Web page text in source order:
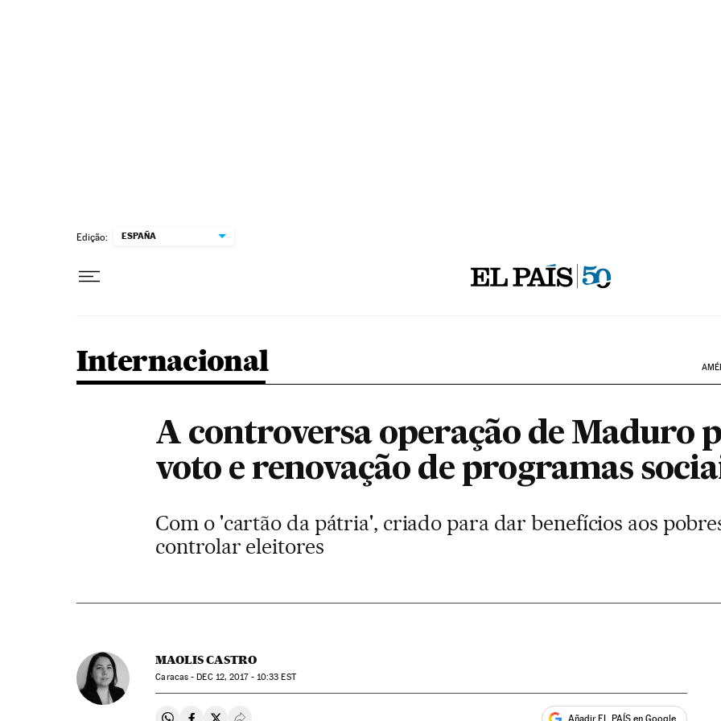
Edição: ESPAÑA
Internacional
A controversa operação de Maduro
voto e renovação de programas
Com o 'cartão da pátria', criado para dar benefícios aos
controlar eleitores
MAOLIS CASTRO
Caracas -DEC12, 2017 - 10:33 EST
Añadir EL PAÍS en Google